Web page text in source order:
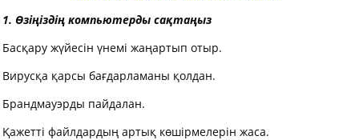
1. Өзіңіздің компьютерды сақтаңыз
Басқару жүйесін үнемі жаңартып отыр.
Вирусқа қарсы бағдарламаны қолдан.
Брандмауэрды пайдалан.
Қажетті файлдардың артық көшірмелерін жаса.